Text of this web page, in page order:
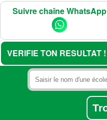
Suivre chaîne WhatsApp
VERIFIE TON RESULTAT !